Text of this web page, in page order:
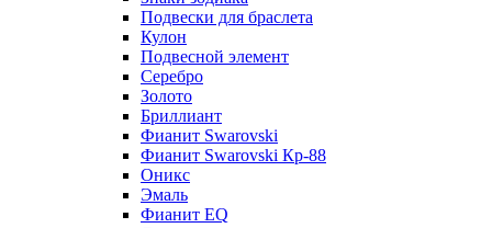
Подвески для браслета
Кулон
Подвесной элемент
Серебро
Золото
Бриллиант
Фианит Swarovski
Фианит Swarovski Кр-88
Оникс
Эмаль
Фианит EQ